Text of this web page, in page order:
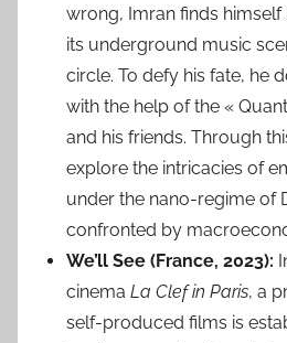
wrong, Imran finds
its underground music
circle. To defy his fate, he
with the help of the «
and his friends. Through
explore the intricacies of
under the nano-regime of
confronted by
We’ll See (France, 2023):
cinema La Clef in Paris, a
self-produced films is